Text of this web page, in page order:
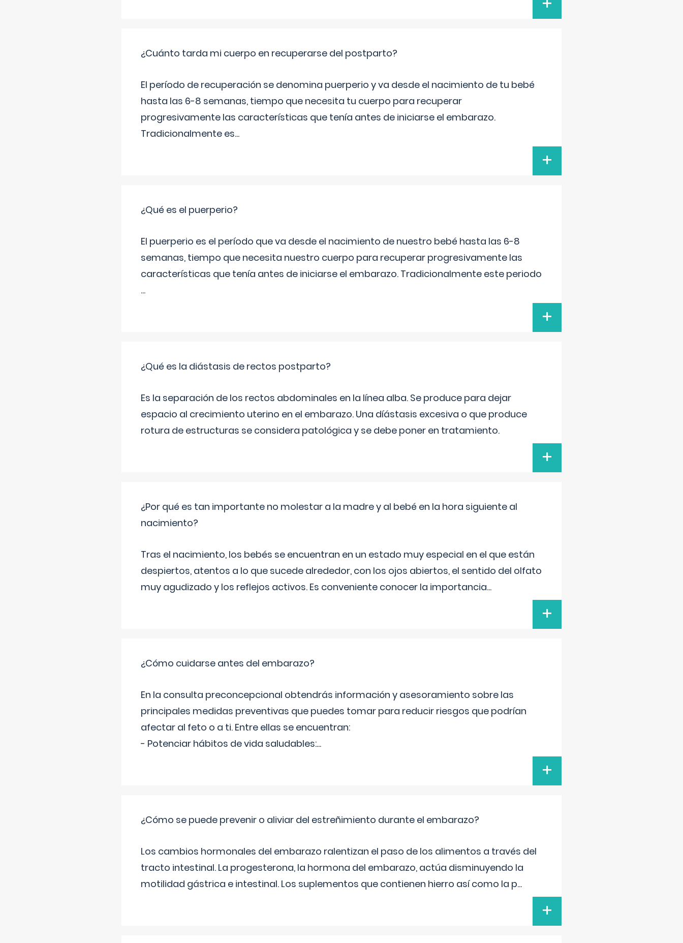
¿Cuánto tarda mi cuerpo en recuperarse del postparto?
El período de recuperación se denomina puerperio y va desde el nacimiento de tu bebé
hasta las 6-8 semanas, tiempo que necesita tu cuerpo para recuperar
progresivamente las características que tenía antes de iniciarse el embarazo.
Tradicionalmente es...
+
¿Qué es el puerperio?
El puerperio es el período que va desde el nacimiento de nuestro bebé hasta las 6-8
semanas, tiempo que necesita nuestro cuerpo para recuperar progresivamente las
características que tenía antes de iniciarse el embarazo. Tradicionalmente este periodo
...
+
¿Qué es la diástasis de rectos postparto?
Es la separación de los rectos abdominales en la línea alba. Se produce para dejar
espacio al crecimiento uterino en el embarazo. Una díástasis excesiva o que produce
rotura de estructuras se considera patológica y se debe poner en tratamiento.
+
¿Por qué es tan importante no molestar a la madre y al bebé en la hora siguiente al
nacimiento?
Tras el nacimiento, los bebés se encuentran en un estado muy especial en el que están
despiertos, atentos a lo que sucede alrededor, con los ojos abiertos, el sentido del olfato
muy agudizado y los reflejos activos. Es conveniente conocer la importancia...
+
¿Cómo cuidarse antes del embarazo?
En la consulta preconcepcional obtendrás información y asesoramiento sobre las
principales medidas preventivas que puedes tomar para reducir riesgos que podrían
afectar al feto o a ti. Entre ellas se encuentran:
- Potenciar hábitos de vida saludables:...
+
¿Cómo se puede prevenir o aliviar del estreñimiento durante el embarazo?
Los cambios hormonales del embarazo ralentizan el paso de los alimentos a través del
tracto intestinal. La progesterona, la hormona del embarazo, actúa disminuyendo la
motilidad gástrica e intestinal. Los suplementos que contienen hierro así como la p...
+